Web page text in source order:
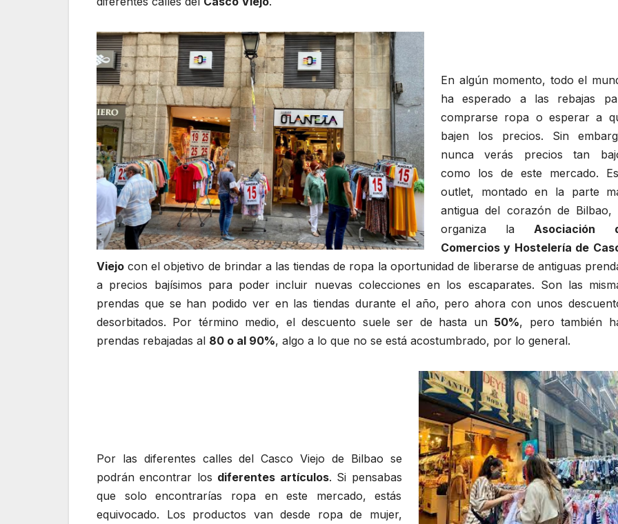
En algún momento, todo el
ha esperado a las rebajas
comprarse ropa o esperar a
bajen los precios. Sin
nunca verás precios tan
como los de este mercado.
outlet, montado en la parte
antigua del corazón de Bilbao,
organiza la Asociación
Comercios y Hostelería de
Viejo con el objetivo de brindar a las tiendas de ropa la oportunidad de liberarse de antiguas
a precios bajísimos para poder incluir nuevas colecciones en los escaparates. Son las
prendas que se han podido ver en las tiendas durante el año, pero ahora con unos
desorbitados. Por término medio, el descuento suele ser de hasta un 50%, pero también
prendas rebajadas al 80 o al 90%, algo a lo que no se está acostumbrado, por lo general.
Por las diferentes calles del Casco Viejo de Bilbao se
podrán encontrar los diferentes artículos. Si pensabas
que solo encontrarías ropa en este mercado, estás
equivocado. Los productos van desde ropa de mujer,